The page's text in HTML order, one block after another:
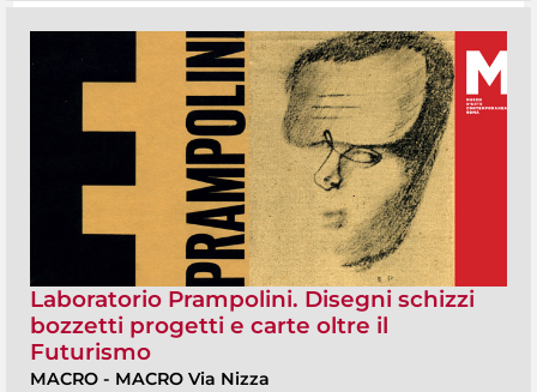
Laboratorio Prampolini. Disegni schizzi
bozzetti progetti e carte oltre il
Futurismo
MACRO - MACRO Via Nizza